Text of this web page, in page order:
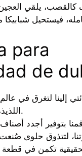
كالقصب، يلقي
para
de
إلينا لتغرق في
اللذيذة والشهية.
تكمن في